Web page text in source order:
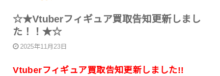
☆★Vtuberフィギュア買取告知更新しまし
た！！★☆
2025年11月23日
Vtuberフィギュア買取告知更新しました!!